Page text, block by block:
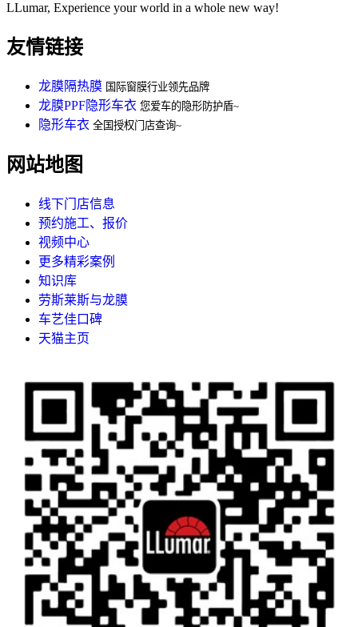
LLumar, Experience your world in a whole new way!
友情链接
龙膜隔热膜 国际窗膜行业领先品牌
龙膜PPF隐形车衣 您爱车的隐形防护盾~
隐形车衣 全国授权门店查询~
网站地图
线下门店信息
预约施工、报价
视频中心
更多精彩案例
知识库
劳斯莱斯与龙膜
车艺佳口碑
天猫主页